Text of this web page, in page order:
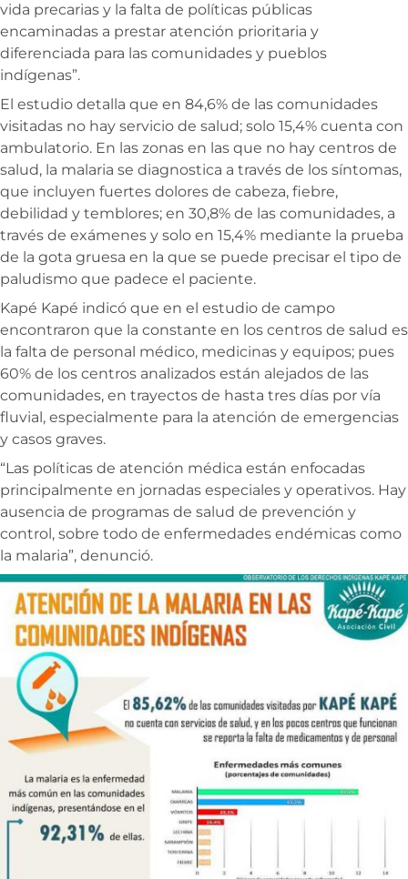
vida precarias y la falta de políticas públicas
encaminadas a prestar atención prioritaria y
diferenciada para las comunidades y pueblos
indígenas”.
El estudio detalla que en 84,6% de las comunidades
visitadas no hay servicio de salud; solo 15,4% cuenta con
ambulatorio. En las zonas en las que no hay centros de
salud, la malaria se diagnostica a través de los síntomas,
que incluyen fuertes dolores de cabeza, fiebre,
debilidad y temblores; en 30,8% de las comunidades, a
través de exámenes y solo en 15,4% mediante la prueba
de la gota gruesa en la que se puede precisar el tipo de
paludismo que padece el paciente.
Kapé Kapé indicó que en el estudio de campo
encontraron que la constante en los centros de salud es
la falta de personal médico, medicinas y equipos; pues
60% de los centros analizados están alejados de las
comunidades, en trayectos de hasta tres días por vía
fluvial, especialmente para la atención de emergencias
y casos graves.
“Las políticas de atención médica están enfocadas
principalmente en jornadas especiales y operativos. Hay
ausencia de programas de salud de prevención y
control, sobre todo de enfermedades endémicas como
la malaria”, denunció.